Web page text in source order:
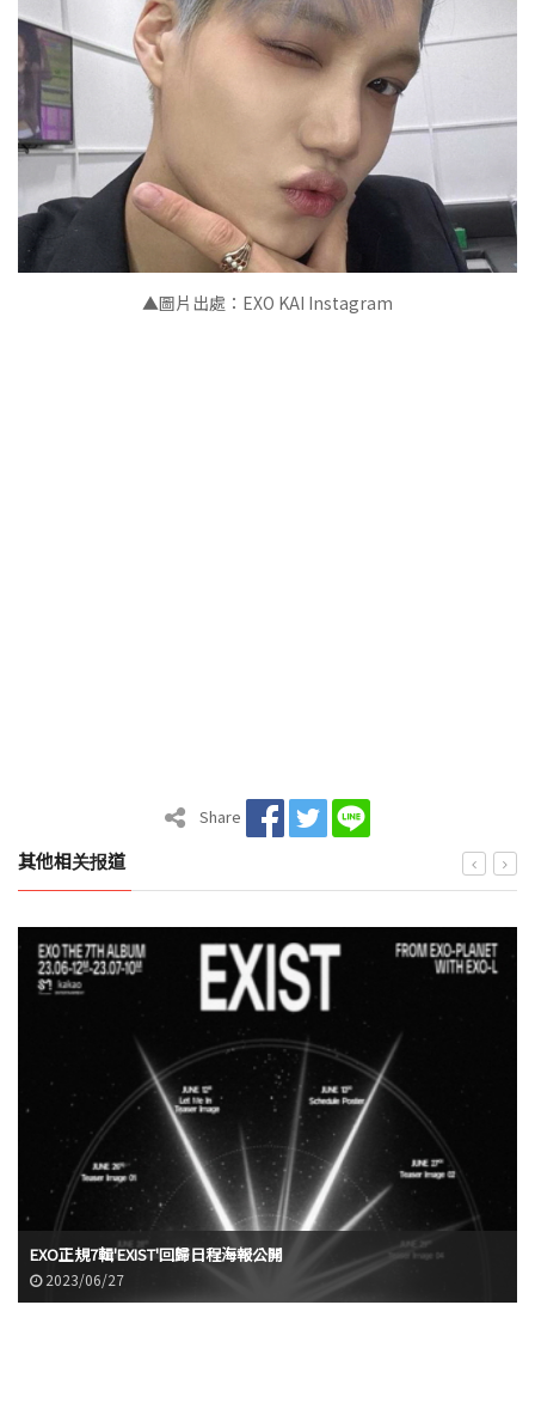
▲圖片出處：EXO KAI Instagram
Share
其他相关报道
EXO正規7輯'EXIST'回歸日程海報公開
2023/06/27